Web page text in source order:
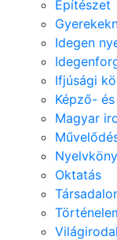
Építészet
Idegen
Ifjúsági
Képző-
Magyar
Oktatás